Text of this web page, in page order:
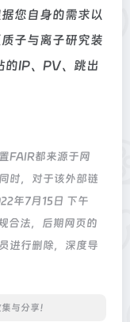
您自身的需求以
子与离子研究装
的IP、PV、跳出
FAIR都来源于网
时，对于该外部链
年7月15日 下午
合法，后期网页的
进行删除，深度导
与分享！